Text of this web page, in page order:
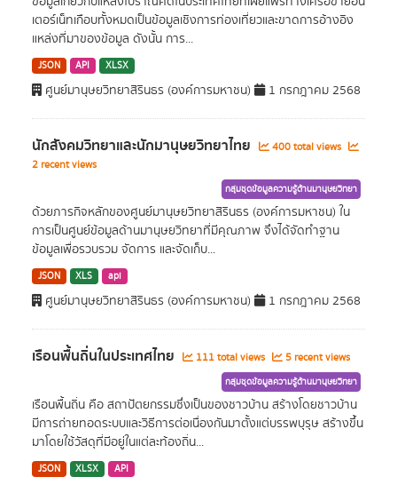
เตอร์เน็ทเกือบทั้งหมดเป็นข้อมูลเชิงการท่องเที่ยวและขาดการอ้างอิง
แหล่งที่มาของข้อมูล ดังนั้น การ...
JSON API XLSX
ศูนย์มานุษยวิทยาสิรินธร (องค์การมหาชน) 1 กรกฎาคม 2568
นักสังคมวิทยาและนักมานุษยวิทยาไทย
400 total views
2 recent views
กลุ่มชุดข้อมูลความรู้ด้านมานุษยวิทยา
ด้วยภารกิจหลักของศูนย์มานุษยวิทยาสิรินธร (องค์การมหาชน) ใน
การเป็นศูนย์ข้อมูลด้านมานุษยวิทยาที่มีคุณภาพ จึงได้จัดทำฐาน
ข้อมูลเพื่อรวบรวม จัดการ และจัดเก็บ...
JSON XLS api
ศูนย์มานุษยวิทยาสิรินธร (องค์การมหาชน) 1 กรกฎาคม 2568
เรือนพื้นถิ่นในประเทศไทย 111 total views 5 recent views
กลุ่มชุดข้อมูลความรู้ด้านมานุษยวิทยา
เรือนพื้นถิ่น คือ สถาปัตยกรรมซึ่งเป็นของชาวบ้าน สร้างโดยชาวบ้าน
มีการถ่ายทอดระบบและวิธีการต่อเนื่องกันมาตั้งแต่บรรพบุรุษ สร้างขึ้น
มาโดยใช้วัสดุที่มีอยู่ในแต่ละท้องถิ่น...
JSON XLSX API